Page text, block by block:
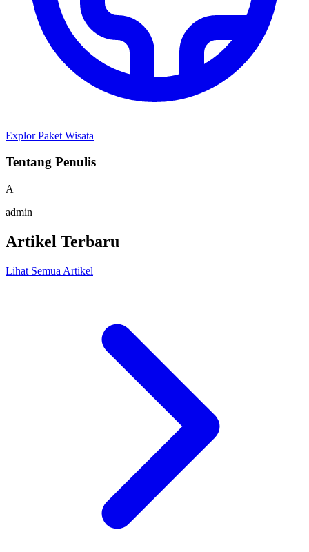
Explor Paket Wisata
Tentang Penulis
A
admin
Artikel Terbaru
Lihat Semua Artikel